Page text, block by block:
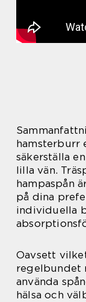
hamsterburr
säkerställa
lilla vän.
hampaspån
på dina
individuella
Oavsett
regelbundet
använda
hälsa och